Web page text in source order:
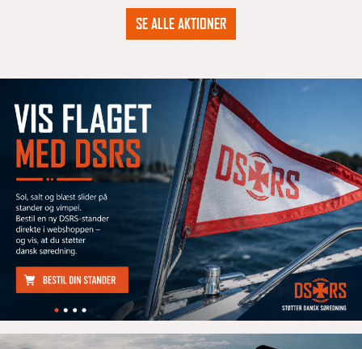
SE ALLE AKTIONER